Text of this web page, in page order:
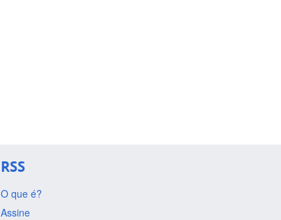
RSS
O que é?
Assine